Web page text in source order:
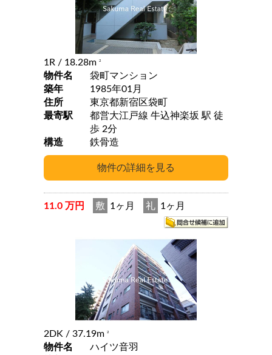
1R / 18.28m 2
物件名
袋町マンション
築年
1985年01月
住所
東京都新宿区袋町
最寄駅
都営大江戸線 牛込神楽坂 駅 徒
歩 2分
構造
鉄骨造
11.0 万円 敷 1ヶ月 礼 1ヶ月
2DK / 37.19m 2
物件名
ハイツ音羽